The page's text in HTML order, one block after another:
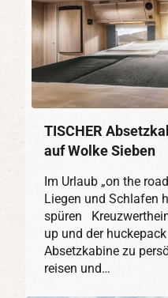
TISCHER
auf Wolke Sieben
Im Urlaub „on the
Liegen und Schlafen
spüren
up und der
Absetzkabine zu
reisen und…